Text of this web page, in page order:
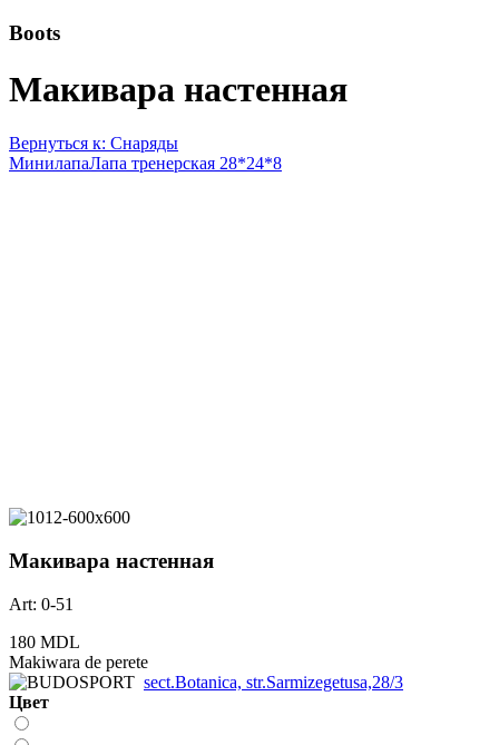
Boots
Макивара настенная
Вернуться к: Снаряды
МинилапаЛапа тренерская 28*24*8
Макивара настенная
Art: 0-51
180 MDL
Makiwara de perete
sect.Botanica, str.Sarmizegetusa,28/3
Цвет